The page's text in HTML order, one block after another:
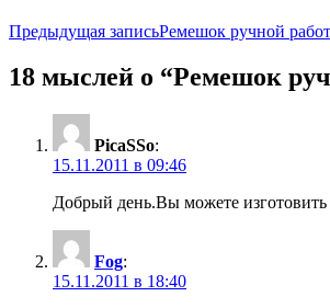
Предыдущая записьРемешок ручной
18 мыслей о “Ремешок
PicaSSo:
15.11.2011 в 09:46
Добрый день.Вы можете
Fog:
15.11.2011 в 18:40